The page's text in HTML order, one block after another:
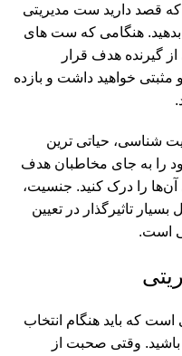
که قصد دارید ست مدیریتی
بدهید. هنگامی که ست های
گیرنده هدف قرار
مثبتی خواهید داشت و بازده
­شناسی، حیاتی­ ترین
را به جای مخاطبان هدف
آن‌ها را درک کنید. جنسیت،
تاثیرگذار در تعیین
است.
که باید هنگام انتخاب
باشید. وقتی صحبت از